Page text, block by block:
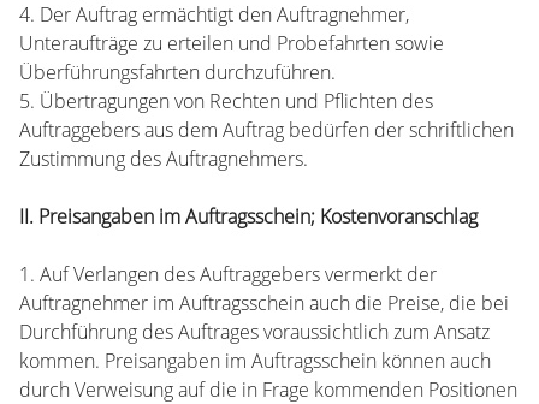
4. Der Auftrag ermächtigt den Auftragnehmer,
Unteraufträge zu erteilen und Probefahrten sowie
Überführungsfahrten durchzuführen.
5. Übertragungen von Rechten und Pflichten des
Auftraggebers aus dem Auftrag bedürfen der schriftlichen
Zustimmung des Auftragnehmers.
II. Preisangaben im Auftragsschein; Kostenvoranschlag
1. Auf Verlangen des Auftraggebers vermerkt der
Auftragnehmer im Auftragsschein auch die Preise, die bei
Durchführung des Auftrages voraussichtlich zum Ansatz
kommen. Preisangaben im Auftragsschein können auch
durch Verweisung auf die in Frage kommenden Positionen